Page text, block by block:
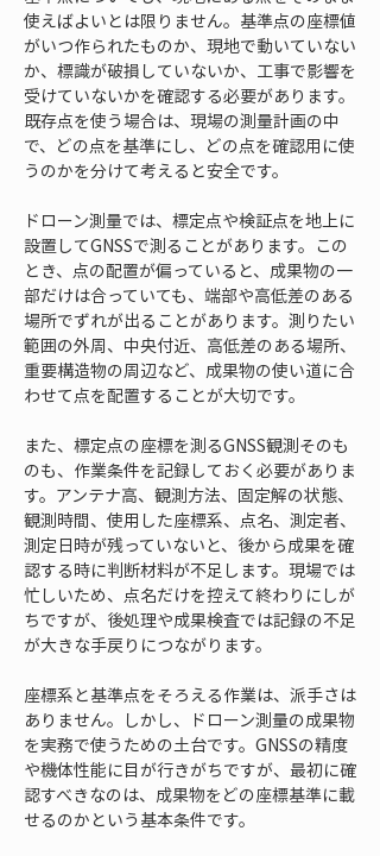
使えばよいとは限りません。基準点の座標値
がいつ作られたものか、現地で動いていない
か、標識が破損していないか、工事で影響を
受けていないかを確認する必要があります。
既存点を使う場合は、現場の測量計画の中
で、どの点を基準にし、どの点を確認用に使
うのかを分けて考えると安全です。
ドローン測量では、標定点や検証点を地上に
設置してGNSSで測ることがあります。この
とき、点の配置が偏っていると、成果物の一
部だけは合っていても、端部や高低差のある
場所でずれが出ることがあります。測りたい
範囲の外周、中央付近、高低差のある場所、
重要構造物の周辺など、成果物の使い道に合
わせて点を配置することが大切です。
また、標定点の座標を測るGNSS観測そのも
のも、作業条件を記録しておく必要がありま
す。アンテナ高、観測方法、固定解の状態、
観測時間、使用した座標系、点名、測定者、
測定日時が残っていないと、後から成果を確
認する時に判断材料が不足します。現場では
忙しいため、点名だけを控えて終わりにしが
ちですが、後処理や成果検査では記録の不足
が大きな手戻りにつながります。
座標系と基準点をそろえる作業は、派手さは
ありません。しかし、ドローン測量の成果物
を実務で使うための土台です。GNSSの精度
や機体性能に目が行きがちですが、最初に確
認すべきなのは、成果物をどの座標基準に載
せるのかという基本条件です。